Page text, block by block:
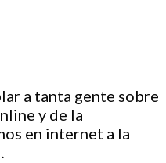
a tanta gente sobre
y de la
en internet a la